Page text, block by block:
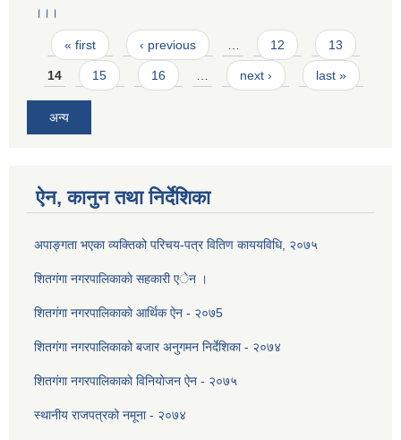
।।।
Pages
« first ‹ previous … 12 13
14 15 16 … next › last »
अन्य
ऐन, कानुन तथा निर्देशिका
अपाङ्गता भएका व्यक्तिको परिचय-पत्र वितिण काययविधि, २०७५
शितगंगा नगरपालिकाकाे सहकारी एेन ।
शितग‌ंगा नगरपालिकाकाे आर्थिक ऐन - २०७5
शितगंगा नगरपालिकाको बजार अनुगमन निर्देशिका - २०७४
शितग‌ंगा नगरपालिकाकाे विनियोजन ऐन - २०७५
स्थानीय राजपत्रको नमूना - २०७४